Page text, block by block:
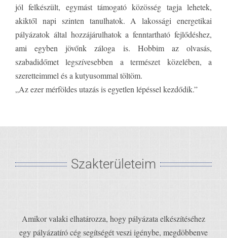
jól felkészült, egymást támogató közösség tagja lehetek,
akiktől napi szinten tanulhatok. A lakossági energetikai
pályázatok által hozzájárulhatok a fenntartható fejlődéshez,
ami egyben jövőnk záloga is. Hobbim az olvasás,
szabadidőmet legszívesebben a természet közelében, a
szeretteimmel és a kutyusommal töltöm.
„Az ezer mérföldes utazás is egyetlen lépéssel kezdődik.”
Szakterületeim
Amikor valaki elhatározza, hogy pályázata elkészítéséhez
egy pályázatíró cég segítségét veszi igénybe, megdöbbenve